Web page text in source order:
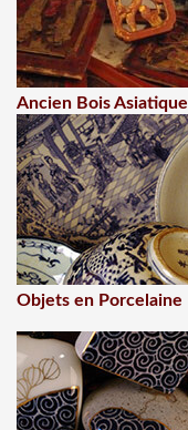
Ancien Bois Asiatique
Objets en Porcelaine